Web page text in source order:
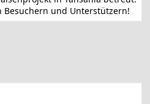
und Unterstützern!